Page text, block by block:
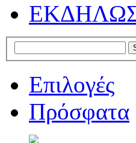
Επιλογές
Πρόσφατα